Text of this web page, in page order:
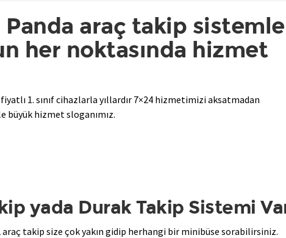
araç takip
her noktasında hizmet
1. sınıf cihazlarla yıllardır 7×24 hizmetimizi aksatmadan
büyük hizmet sloganımız.
yada Durak Takip Sistemi
araç takip size çok yakın gidip herhangi bir minibüse sorabilirsiniz.